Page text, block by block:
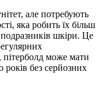
але потребують
яка робить їх більш
шкіри. Це
пітерболд може мати
без серйозних